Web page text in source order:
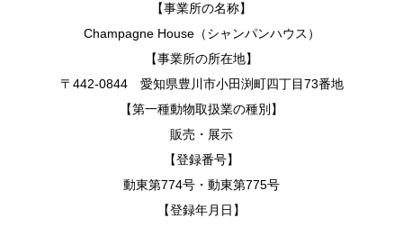
【事業所の名称】
Champagne House（シャンパンハウス）
【事業所の所在地】
〒442-0844 愛知県豊川市小田渕町四丁目73番地
【第一種動物取扱業の種別】
販売・展示
【登録番号】
動東第774号・動東第775号
【登録年月日】